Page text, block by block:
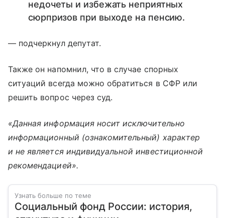
недочеты и избежать неприятных
сюрпризов при выходе на пенсию.
— подчеркнул депутат.
Также он напомнил, что в случае спорных
ситуаций всегда можно обратиться в СФР или
решить вопрос через суд.
«Данная информация носит исключительно
информационный (ознакомительный) характер
и не является индивидуальной инвестиционной
рекомендацией».
Узнать больше по теме
Социальный фонд России: история,